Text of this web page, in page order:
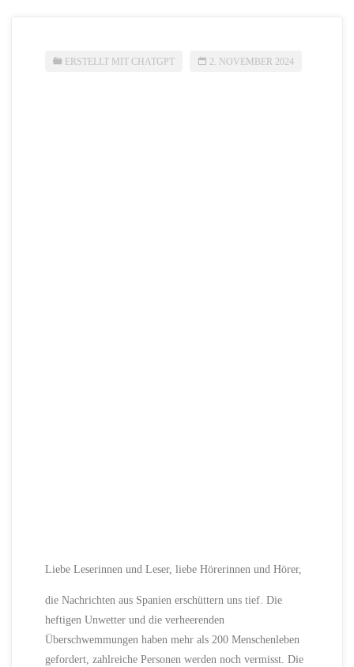
ERSTELLT MIT CHATGPT 2. NOVEMBER 2024
Liebe Leserinnen und Leser, liebe Hörerinnen und Hörer,
die Nachrichten aus Spanien erschüttern uns tief. Die
heftigen Unwetter und die verheerenden
Überschwemmungen haben mehr als 200 Menschenleben
gefordert, zahlreiche Personen werden noch vermisst. Die